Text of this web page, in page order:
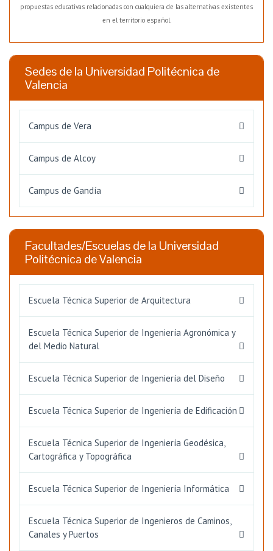
propuestas educativas relacionadas con cualquiera de las alternativas existentes
en el territorio español.
Sedes de la Universidad Politécnica de
Valencia
Campus de Vera
Campus de Alcoy
Campus de Gandía
Facultades/Escuelas de la Universidad
Politécnica de Valencia
Escuela Técnica Superior de Arquitectura
Escuela Técnica Superior de Ingeniería Agronómica y
del Medio Natural
Escuela Técnica Superior de Ingeniería del Diseño
Escuela Técnica Superior de Ingeniería de Edificación
Escuela Técnica Superior de Ingeniería Geodésica,
Cartográfica y Topográfica
Escuela Técnica Superior de Ingeniería Informática
Escuela Técnica Superior de Ingenieros de Caminos,
Canales y Puertos